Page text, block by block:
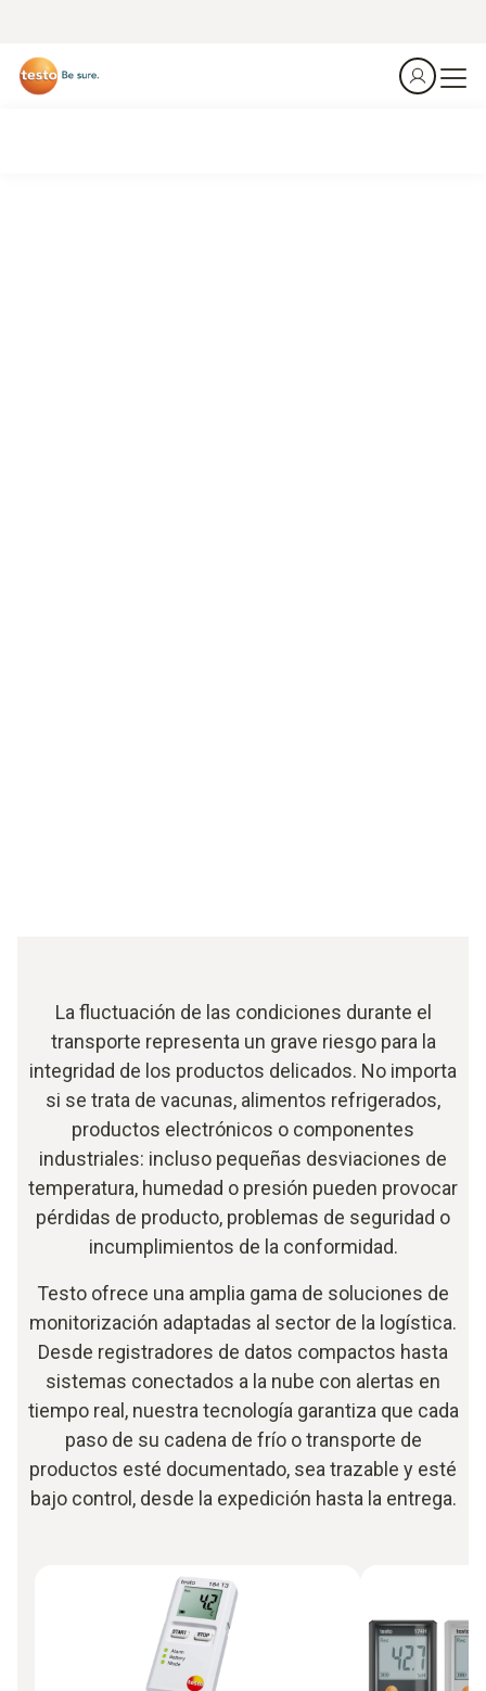
La fluctuación de las condiciones durante el
transporte representa un grave riesgo para la
integridad de los productos delicados. No importa
si se trata de vacunas, alimentos refrigerados,
productos electrónicos o componentes
industriales: incluso pequeñas desviaciones de
temperatura, humedad o presión pueden provocar
pérdidas de producto, problemas de seguridad o
incumplimientos de la conformidad.
Testo ofrece una amplia gama de soluciones de
monitorización adaptadas al sector de la logística.
Desde registradores de datos compactos hasta
sistemas conectados a la nube con alertas en
tiempo real, nuestra tecnología garantiza que cada
paso de su cadena de frío o transporte de
productos esté documentado, sea trazable y esté
bajo control, desde la expedición hasta la entrega.